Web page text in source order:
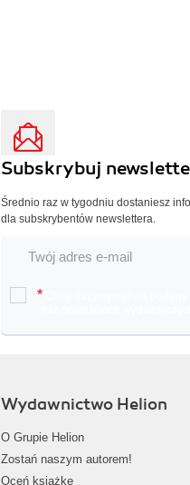
Subskrybuj
Średnio raz w tygodniu dostaniesz
dla subskrybentów newslettera.
*
Wydawnictwo Helion
O Grupie Helion
Zostań naszym autorem!
Oceń książkę